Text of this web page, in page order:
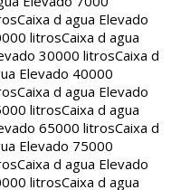
Caixa d agua Elevado
litrosCaixa d agua
30000 litrosCaixa d
Elevado 40000
Caixa d agua Elevado
litrosCaixa d agua
65000 litrosCaixa d
Elevado 75000
Caixa d agua Elevado
litrosCaixa d agua